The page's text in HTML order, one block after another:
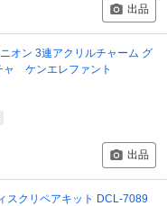
出品
オン 3連アクリルチャーム グ
ャ ケンエレファント
出品
スクリペアキット DCL-7089